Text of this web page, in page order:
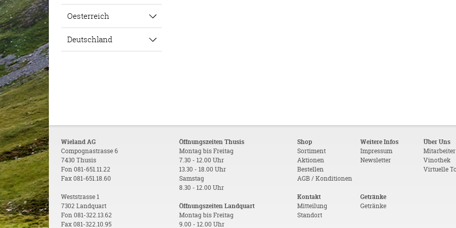
Oesterreich
Deutschland
Wieland AG
Compognastrasse 6
7430 Thusis
Fon 081-651.11.22
Fax 081-651.18.60
Weststrasse 1
7302 Landquart
Fon 081-322.13.62
Fax 081-322.10.95
Öffnungszeiten Thusis
Montag bis Freitag
7.30 - 12.00 Uhr
13.30 - 18.00 Uhr
Samstag
8.30 - 12.00 Uhr
Öffnungszeiten Landquart
Montag bis Freitag
9.00 - 12.00 Uhr
Shop
Sortiment
Aktionen
Bestellen
AGB / Konditionen
Weitere Infos
Impressum
Newsletter
Über Uns
Mitarbeiter
Vinothek
Virtuelle
Kontakt
Mitteilung
Standort
Getränke
Getränke